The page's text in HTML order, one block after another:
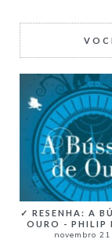
✓ RESENHA: A
OURO - PHILIP
novembro